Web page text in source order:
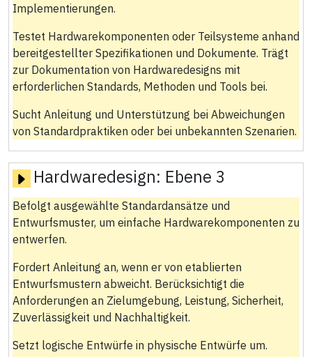
Implementierungen.
Testet Hardwarekomponenten oder Teilsysteme anhand
bereitgestellter Spezifikationen und Dokumente. Trägt
zur Dokumentation von Hardwaredesigns mit
erforderlichen Standards, Methoden und Tools bei.
Sucht Anleitung und Unterstützung bei Abweichungen
von Standardpraktiken oder bei unbekannten Szenarien.
Hardwaredesign: Ebene 3
Befolgt ausgewählte Standardansätze und
Entwurfsmuster, um einfache Hardwarekomponenten zu
entwerfen.
Fordert Anleitung an, wenn er von etablierten
Entwurfsmustern abweicht. Berücksichtigt die
Anforderungen an Zielumgebung, Leistung, Sicherheit,
Zuverlässigkeit und Nachhaltigkeit.
Setzt logische Entwürfe in physische Entwürfe um.